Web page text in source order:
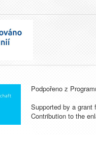
Podpořeno z
Supported by a grant
Contribution to the